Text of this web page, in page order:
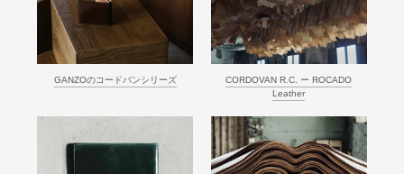
GANZOのコードバンシリーズ
CORDOVAN R.C. ー ROCADO
Leather